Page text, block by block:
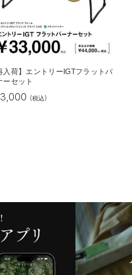
入荷】エントリーIGTフラットバ
ーセット
(税込)